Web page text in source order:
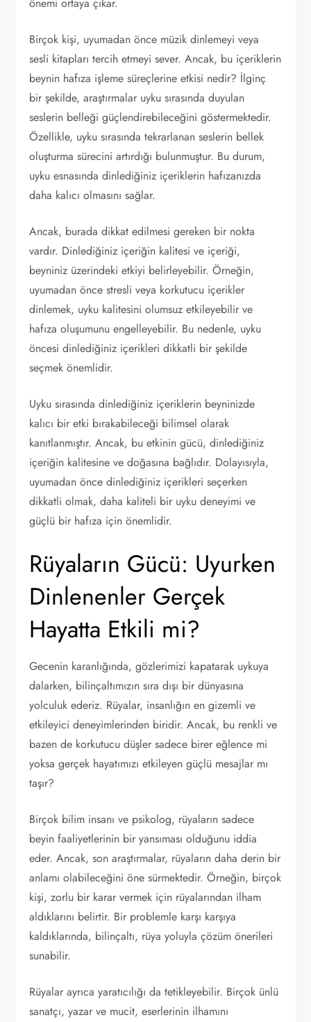
Birçok kişi, uyumadan önce müzik dinlemeyi veya
sesli kitapları tercih etmeyi sever. Ancak, bu içeriklerin
beynin hafıza işleme süreçlerine etkisi nedir? İlginç
bir şekilde, araştırmalar uyku sırasında duyulan
seslerin belleği güçlendirebileceğini göstermektedir.
Özellikle, uyku sırasında tekrarlanan seslerin bellek
oluşturma sürecini artırdığı bulunmuştur. Bu durum,
uyku esnasında dinlediğiniz içeriklerin hafızanızda
daha kalıcı olmasını sağlar.
Ancak, burada dikkat edilmesi gereken bir nokta
vardır. Dinlediğiniz içeriğin kalitesi ve içeriği,
beyniniz üzerindeki etkiyi belirleyebilir. Örneğin,
uyumadan önce stresli veya korkutucu içerikler
dinlemek, uyku kalitesini olumsuz etkileyebilir ve
hafıza oluşumunu engelleyebilir. Bu nedenle, uyku
öncesi dinlediğiniz içerikleri dikkatli bir şekilde
seçmek önemlidir.
Uyku sırasında dinlediğiniz içeriklerin beyninizde
kalıcı bir etki bırakabileceği bilimsel olarak
kanıtlanmıştır. Ancak, bu etkinin gücü, dinlediğiniz
içeriğin kalitesine ve doğasına bağlıdır. Dolayısıyla,
uyumadan önce dinlediğiniz içerikleri seçerken
dikkatli olmak, daha kaliteli bir uyku deneyimi ve
güçlü bir hafıza için önemlidir.
Rüyaların Gücü: Uyurken
Dinlenenler Gerçek
Hayatta Etkili mi?
Gecenin karanlığında, gözlerimizi kapatarak uykuya
dalarken, bilinçaltımızın sıra dışı bir dünyasına
yolculuk ederiz. Rüyalar, insanlığın en gizemli ve
etkileyici deneyimlerinden biridir. Ancak, bu renkli ve
bazen de korkutucu düşler sadece birer eğlence mi
yoksa gerçek hayatımızı etkileyen güçlü mesajlar mı
taşır?
Birçok bilim insanı ve psikolog, rüyaların sadece
beyin faaliyetlerinin bir yansıması olduğunu iddia
eder. Ancak, son araştırmalar, rüyaların daha derin bir
anlamı olabileceğini öne sürmektedir. Örneğin, birçok
kişi, zorlu bir karar vermek için rüyalarından ilham
aldıklarını belirtir. Bir problemle karşı karşıya
kaldıklarında, bilinçaltı, rüya yoluyla çözüm önerileri
sunabilir.
Rüyalar ayrıca yaratıcılığı da tetikleyebilir. Birçok ünlü
sanatçı, yazar ve mucit, eserlerinin ilhamını